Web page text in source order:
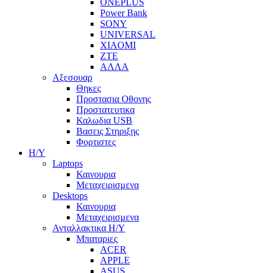
ONEPLUS
Power Bank
SONY
UNIVERSAL
XIAOMI
ZTE
ΑΛΛΑ
Αξεσουαρ
Θηκες
Προστασια Οθονης
Προστατευτικα
Καλωδια USB
Βασεις Στηριξης
Φορτιστες
Η/Υ
Laptops
Καινουρια
Μεταχειρισμενα
Desktops
Καινουρια
Μεταχειρισμενα
Ανταλλακτικα H/Y
Μπαταριες
ACER
APPLE
ASUS